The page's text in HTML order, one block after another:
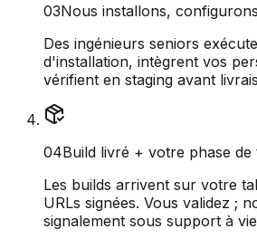
03Nous installons,
Des ingénieurs seniors
d'installation, intègrent vos
vérifient en staging avant
04Build livré + votre phase de
Les builds arrivent sur votre
URLs signées. Vous validez ;
signalement sous support à